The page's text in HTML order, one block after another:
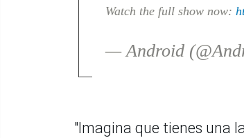
Watch the full show now:
— Android
"Imagina que tienes una